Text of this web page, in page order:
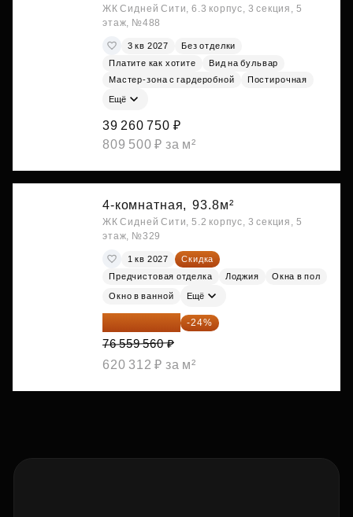
ЖК Сидней Сити, 6.3 корпус, 3 секция, 5
этаж, №488
3 кв 2027
Без отделки
Платите как хотите
Вид на бульвар
Мастер-зона с гардеробной
Постирочная
Ещё
39 260 750 ₽
809 500 ₽ за м²
4-комнатная, 93.8м²
ЖК Сидней Сити, 5.2 корпус, 3 секция, 5
этаж, №329
1 кв 2027
Скидка
Предчистовая отделка
Лоджия Окна в пол
Окно в ванной Ещё
58 185 266 ₽ -24%
76 559 560 ₽
620 312 ₽ за м²